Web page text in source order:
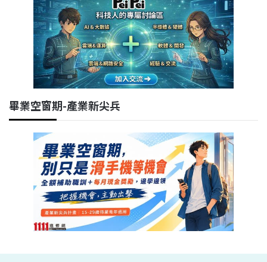
畢業空窗期-產業新尖兵